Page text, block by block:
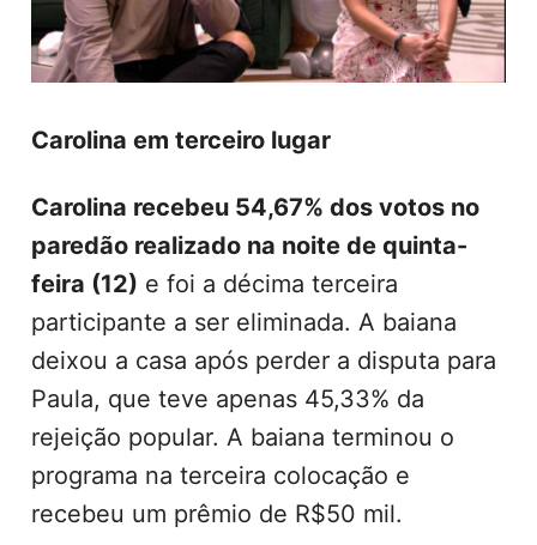
Carolina em terceiro lugar
Carolina recebeu 54,67% dos votos no
paredão realizado na noite de quinta-
feira (12) e foi a décima terceira
participante a ser eliminada. A baiana
deixou a casa após perder a disputa para
Paula, que teve apenas 45,33% da
rejeição popular. A baiana terminou o
programa na terceira colocação e
recebeu um prêmio de R$50 mil.